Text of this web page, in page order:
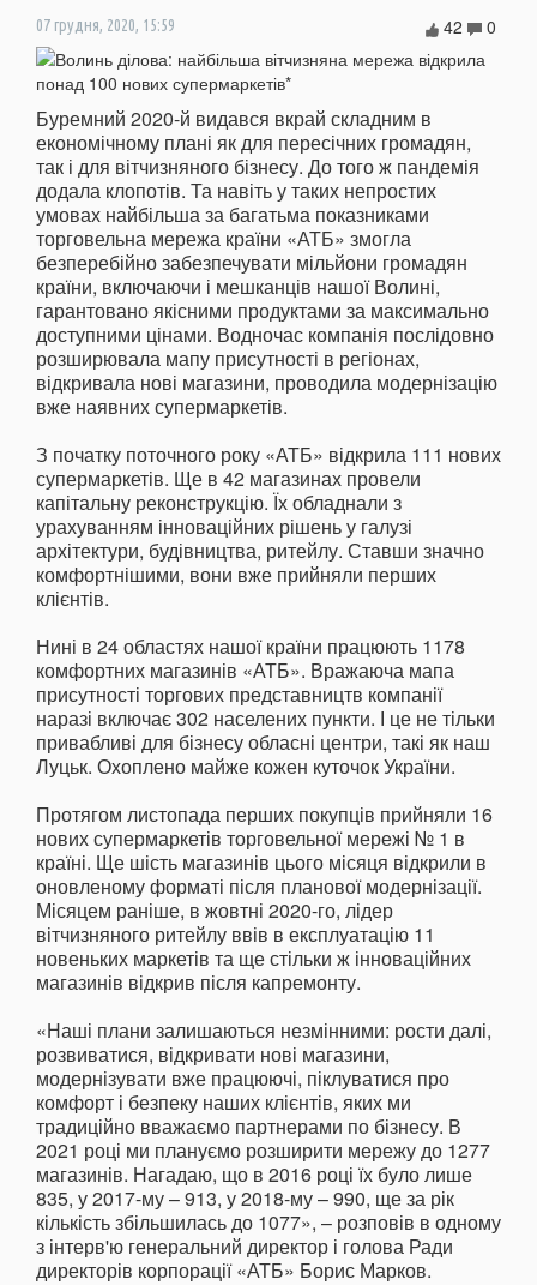
07 грудня, 2020, 15:59 0
42
Буремний 2020-й видався вкрай складним в
економічному плані як для пересічних громадян,
так і для вітчизняного бізнесу. До того ж пандемія
додала клопотів. Та навіть у таких непростих
умовах найбільша за багатьма показниками
торговельна мережа країни «АТБ» змогла
безперебійно забезпечувати мільйони громадян
країни, включаючи і мешканців нашої Волині,
гарантовано якісними продуктами за максимально
доступними цінами. Водночас компанія послідовно
розширювала мапу присутності в регіонах,
відкривала нові магазини, проводила модернізацію
вже наявних супермаркетів.
З початку поточного року «АТБ» відкрила 111 нових
супермаркетів. Ще в 42 магазинах провели
капітальну реконструкцію. Їх обладнали з
урахуванням інноваційних рішень у галузі
архітектури, будівництва, ритейлу. Ставши значно
комфортнішими, вони вже прийняли перших
клієнтів.
Нині в 24 областях нашої країни працюють 1178
комфортних магазинів «АТБ». Вражаюча мапа
присутності торгових представництв компанії
наразі включає 302 населених пункти. І це не тільки
привабливі для бізнесу обласні центри, такі як наш
Луцьк. Охоплено майже кожен куточок України.
Протягом листопада перших покупців прийняли 16
нових супермаркетів торговельної мережі № 1 в
країні. Ще шість магазинів цього місяця відкрили в
оновленому форматі після планової модернізації.
Місяцем раніше, в жовтні 2020-го, лідер
вітчизняного ритейлу ввів в експлуатацію 11
новеньких маркетів та ще стільки ж інноваційних
магазинів відкрив після капремонту.
«Наші плани залишаються незмінними: рости далі,
розвиватися, відкривати нові магазини,
модернізувати вже працюючі, піклуватися про
комфорт і безпеку наших клієнтів, яких ми
традиційно вважаємо партнерами по бізнесу. В
2021 році ми плануємо розширити мережу до 1277
магазинів. Нагадаю, що в 2016 році їх було лише
835, у 2017-му – 913, у 2018-му – 990, ще за рік
кількість збільшилась до 1077», – розповів в одному
з інтерв'ю генеральний директор і голова Ради
директорів корпорації «АТБ» Борис Марков.